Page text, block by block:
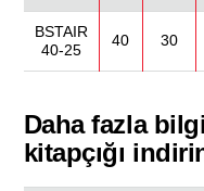
BSTAIR
40-25
40 30
Daha fazla
kitapçığı